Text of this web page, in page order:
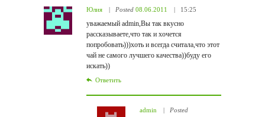
Юлия Posted 08.06.2011 15:25
уважаемый admin,Вы так вкусно
рассказываете,что так и хочется
попробовать)))хоть и всегда считала,что этот
чай не самого лучшего качества))буду его
искать))
Ответить
admin
Posted